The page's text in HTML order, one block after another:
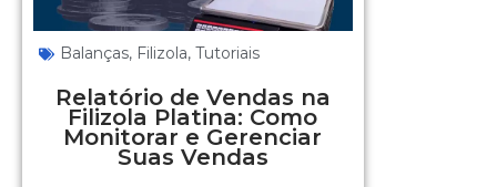
Balanças, Filizola, Tutoriais
Relatório de Vendas na
Filizola Platina: Como
Monitorar e Gerenciar
Suas Vendas